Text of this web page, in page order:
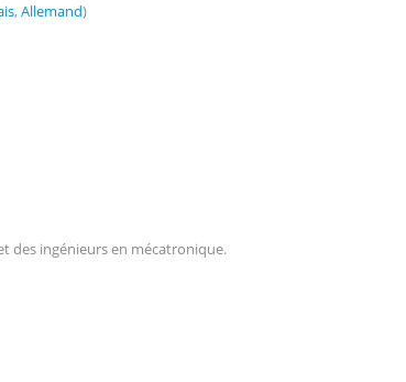
, Allemand)
des ingénieurs en mécatronique.